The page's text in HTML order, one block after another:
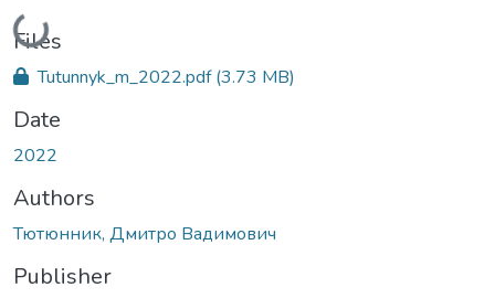
Loading...
Files
Tutunnyk_m_2022.pdf(3.73 MB)
Date
2022
Authors
Тютюнник, Дмитро Вадимович
Publisher